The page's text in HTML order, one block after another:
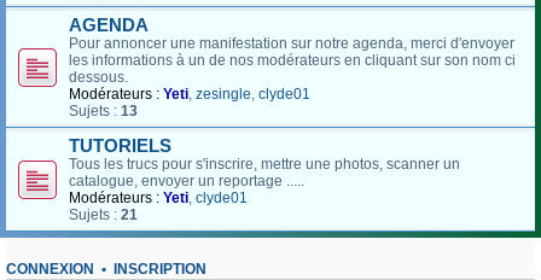
AGENDA
Pour annoncer une manifestation sur notre agenda, merci d'envoyer
les informations à un de nos modérateurs en cliquant sur son nom ci
dessous.
Modérateurs : Yeti, zesingle, clyde01
Sujets : 13
TUTORIELS
Tous les trucs pour s'inscrire, mettre une photos, scanner un
catalogue, envoyer un reportage .....
Modérateurs : Yeti, clyde01
Sujets : 21
CONNEXION • INSCRIPTION